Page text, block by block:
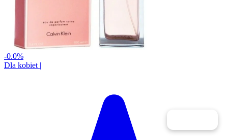
-0.0%
Dla kobiet |